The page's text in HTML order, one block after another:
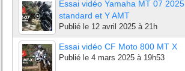
Essai vidéo Yamaha MT 07 2025
standard et Y AMT
Publié le 12 avril 2025 à 21h
Essai vidéo CF Moto 800 MT X
Publié le 4 mars 2025 à 19h53